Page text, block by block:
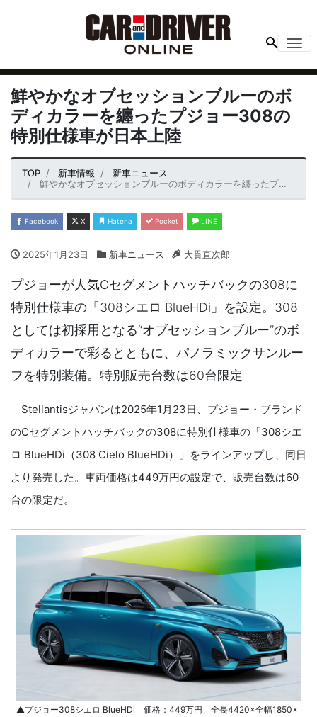
鮮やかなオブセッションブルーのボ
ディカラーを纏ったプジョー308の
特別仕様車が日本上陸
TOP 新車情報
新車ニュース
鮮やかなオブセッションブルーのボディカラーを纏ったプジョー308の特別仕様車が日本上陸
Facebook X Hatena Pocket LINE
2025年1月23日 新車ニュース 大貫直次郎
プジョーが人気Cセグメントハッチバックの308に
特別仕様車の「308シエロ BlueHDi」を設定。308
としては初採用となる“オブセッションブルー”のボ
ディカラーで彩るとともに、パノラミックサンルー
フを特別装備。特別販売台数は60台限定
Stellantisジャパンは2025年1月23日、プジョー・ブランド
のCセグメントハッチバックの308に特別仕様車の「308シエ
ロ BlueHDi（308 Cielo BlueHDi）」をラインアップし、同日
より発売した。車両価格は449万円の設定で、販売台数は60
台の限定だ。
▲プジョー308シエロ BlueHDi 価格：449万円 全長4420×全幅1850×